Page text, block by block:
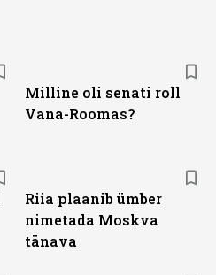
Milline oli senati roll
Vana-Roomas?
Riia plaanib ümber
nimetada Moskva
tänava